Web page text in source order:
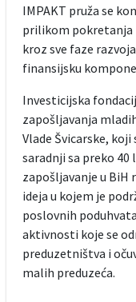
IMPAKT pruža se
prilikom pokretanja
kroz sve faze
finansijsku
Investicijska
zapošljavanja
Vlade Švicarske, koji
saradnji sa preko
zapošljavanje u
ideja u kojem je
poslovnih
aktivnosti koje se
preduzetništva i
malih preduzeća.